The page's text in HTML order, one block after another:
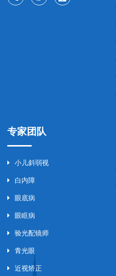
专家团队
小儿斜弱视
白内障
眼底病
眼眶病
验光配镜师
青光眼
近视矫正